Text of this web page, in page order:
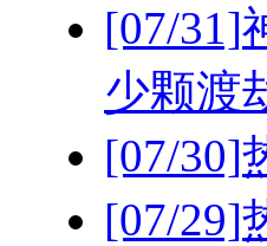
[07/31]
少颗渡
[07/30]
[07/29]